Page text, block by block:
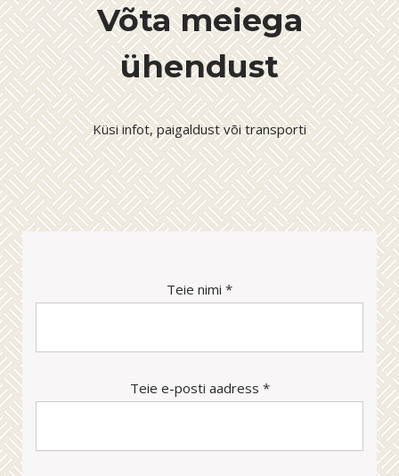
Võta meiega
ühendust
Küsi infot, paigaldust või transporti
Teie nimi *
Teie e-posti aadress *